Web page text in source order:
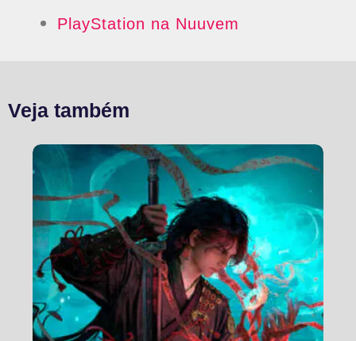
PlayStation na Nuuvem
Veja também